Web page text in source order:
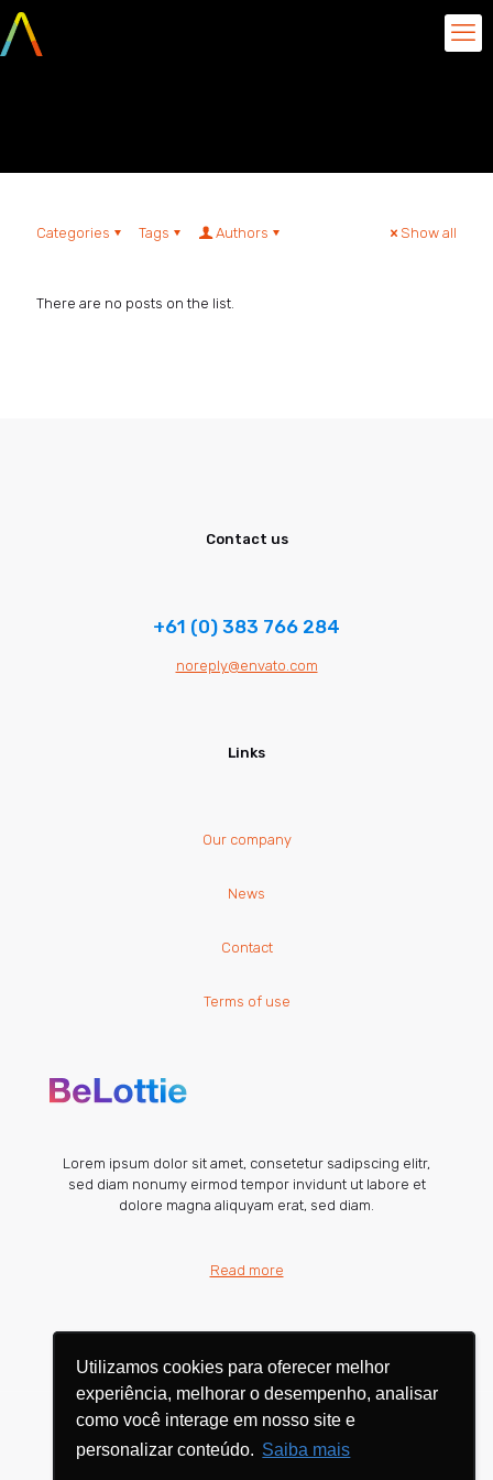
Utilizamos cookies para oferecer melhor
experiência, melhorar o desempenho, analisar
como você interage em nosso site e
personalizar conteúdo. Saiba mais
Utilizamos cookies para oferecer melhor
experiência, melhorar o desempenho, analisar
como você interage em nosso site e
personalizar conteúdo. Saiba mais
Categories Tags Authors Show all
There are no posts on the list.
Contact us
+61 (0) 383 766 284
noreply@envato.com
Links
Our company
News
Contact
Terms of use
Lorem ipsum dolor sit amet, consetetur sadipscing elitr,
sed diam nonumy eirmod tempor invidunt ut labore et
dolore magna aliquyam erat, sed diam.
Read more